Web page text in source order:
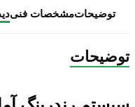
توضیحاتمشخصات فنی
توضیحات